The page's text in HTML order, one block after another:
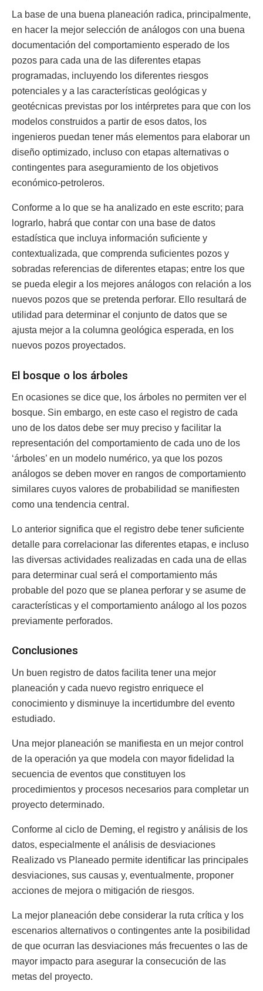
La base de una buena planeación radica, principalmente,
en hacer la mejor selección de análogos con una buena
documentación del comportamiento esperado de los
pozos para cada una de las diferentes etapas
programadas, incluyendo los diferentes riesgos
potenciales y a las características geológicas y
geotécnicas previstas por los intérpretes para que con los
modelos construidos a partir de esos datos, los
ingenieros puedan tener más elementos para elaborar un
diseño optimizado, incluso con etapas alternativas o
contingentes para aseguramiento de los objetivos
económico-petroleros.
Conforme a lo que se ha analizado en este escrito; para
lograrlo, habrá que contar con una base de datos
estadística que incluya información suficiente y
contextualizada, que comprenda suficientes pozos y
sobradas referencias de diferentes etapas; entre los que
se pueda elegir a los mejores análogos con relación a los
nuevos pozos que se pretenda perforar. Ello resultará de
utilidad para determinar el conjunto de datos que se
ajusta mejor a la columna geológica esperada, en los
nuevos pozos proyectados.
El bosque o los árboles
En ocasiones se dice que, los árboles no permiten ver el
bosque. Sin embargo, en este caso el registro de cada
uno de los datos debe ser muy preciso y facilitar la
representación del comportamiento de cada uno de los
‘árboles’ en un modelo numérico, ya que los pozos
análogos se deben mover en rangos de comportamiento
similares cuyos valores de probabilidad se manifiesten
como una tendencia central.
Lo anterior significa que el registro debe tener suficiente
detalle para correlacionar las diferentes etapas, e incluso
las diversas actividades realizadas en cada una de ellas
para determinar cual será el comportamiento más
probable del pozo que se planea perforar y se asume de
características y el comportamiento análogo al los pozos
previamente perforados.
Conclusiones
Un buen registro de datos facilita tener una mejor
planeación y cada nuevo registro enriquece el
conocimiento y disminuye la incertidumbre del evento
estudiado.
Una mejor planeación se manifiesta en un mejor control
de la operación ya que modela con mayor fidelidad la
secuencia de eventos que constituyen los
procedimientos y procesos necesarios para completar un
proyecto determinado.
Conforme al ciclo de Deming, el registro y análisis de los
datos, especialmente el análisis de desviaciones
Realizado vs Planeado permite identificar las principales
desviaciones, sus causas y, eventualmente, proponer
acciones de mejora o mitigación de riesgos.
La mejor planeación debe considerar la ruta crítica y los
escenarios alternativos o contingentes ante la posibilidad
de que ocurran las desviaciones más frecuentes o las de
mayor impacto para asegurar la consecución de las
metas del proyecto.